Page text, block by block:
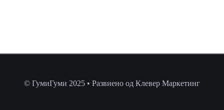
© ГумиГуми 2025 • Развиено од Клевер Маркетинг